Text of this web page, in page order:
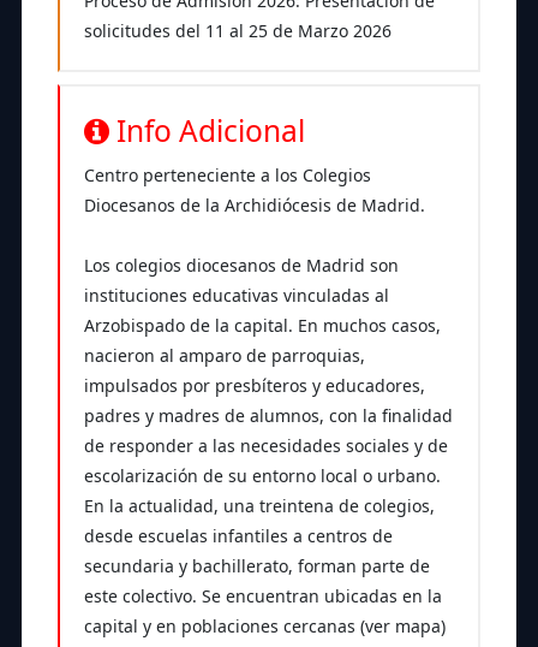
solicitudes del 11 al 25 de Marzo 2026
Info Adicional
Centro perteneciente a los Colegios
Diocesanos de la Archidiócesis de Madrid.
Los colegios diocesanos de Madrid son
instituciones educativas vinculadas al
Arzobispado de la capital. En muchos casos,
nacieron al amparo de parroquias,
impulsados por presbíteros y educadores,
padres y madres de alumnos, con la finalidad
de responder a las necesidades sociales y de
escolarización de su entorno local o urbano.
En la actualidad, una treintena de colegios,
desde escuelas infantiles a centros de
secundaria y bachillerato, forman parte de
este colectivo. Se encuentran ubicadas en la
capital y en poblaciones cercanas (ver mapa)